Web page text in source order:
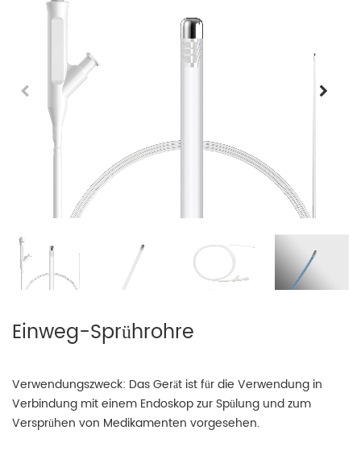
Einweg-Sprührohre
Verwendungszweck: Das Gerät ist für die Verwendung in
Verbindung mit einem Endoskop zur Spülung und zum
Versprühen von Medikamenten vorgesehen.